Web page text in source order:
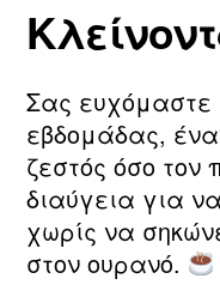
Σας ευχόμαστε
εβδομάδας,
ζεστός όσο τον
διαύγεια για
χωρίς να
στον ουρανό.